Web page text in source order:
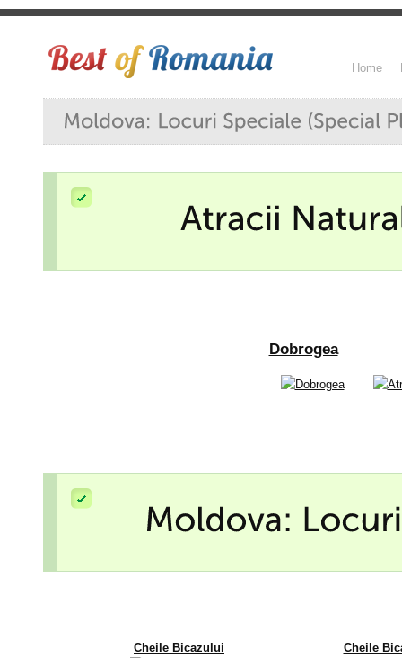
Home
Dobrogea
Cheile Bicazului
Cheile